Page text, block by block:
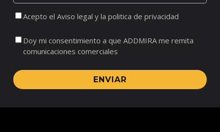
Acepto el Aviso legal y la politica de privacidad
Doy mi consentimiento a que ADDMIRA me remita
comunicaciones comerciales
ENVIAR